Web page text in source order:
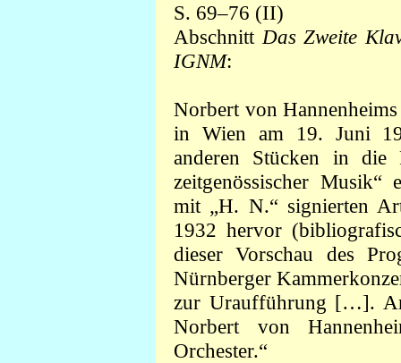
S. 69–76 (II)
Abschnitt Das Zweite
IGNM:
Norbert von
in Wien am 19. Juni
anderen Stücken in die
zeitgenössischer Musik“
mit „H. N.“ signierten
1932 hervor
dieser Vorschau des
Nürnberger
zur Uraufführung […].
Norbert von
Orchester.“